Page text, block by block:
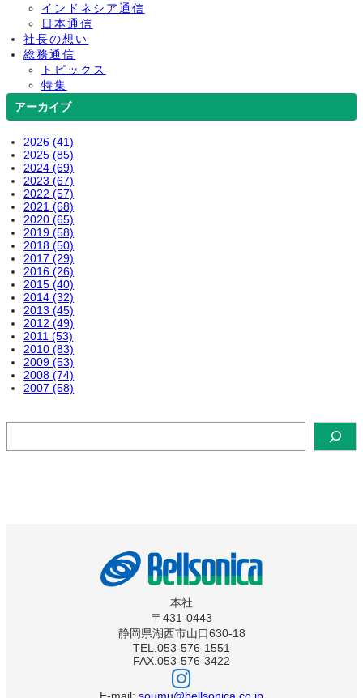
インドネシア通信
日本通信
社長の想い
総務通信
トピックス
特集
アーカイブ
2026 (41)
2025 (85)
2024 (69)
2023 (67)
2022 (57)
2021 (68)
2020 (65)
2019 (58)
2018 (50)
2017 (29)
2016 (26)
2015 (40)
2014 (32)
2013 (45)
2012 (49)
2011 (53)
2010 (83)
2009 (53)
2008 (74)
2007 (58)
本社
〒431-0443
静岡県湖西市山口630-18
TEL.053-576-1551
FAX.053-576-3422
ベ
ル
ソ